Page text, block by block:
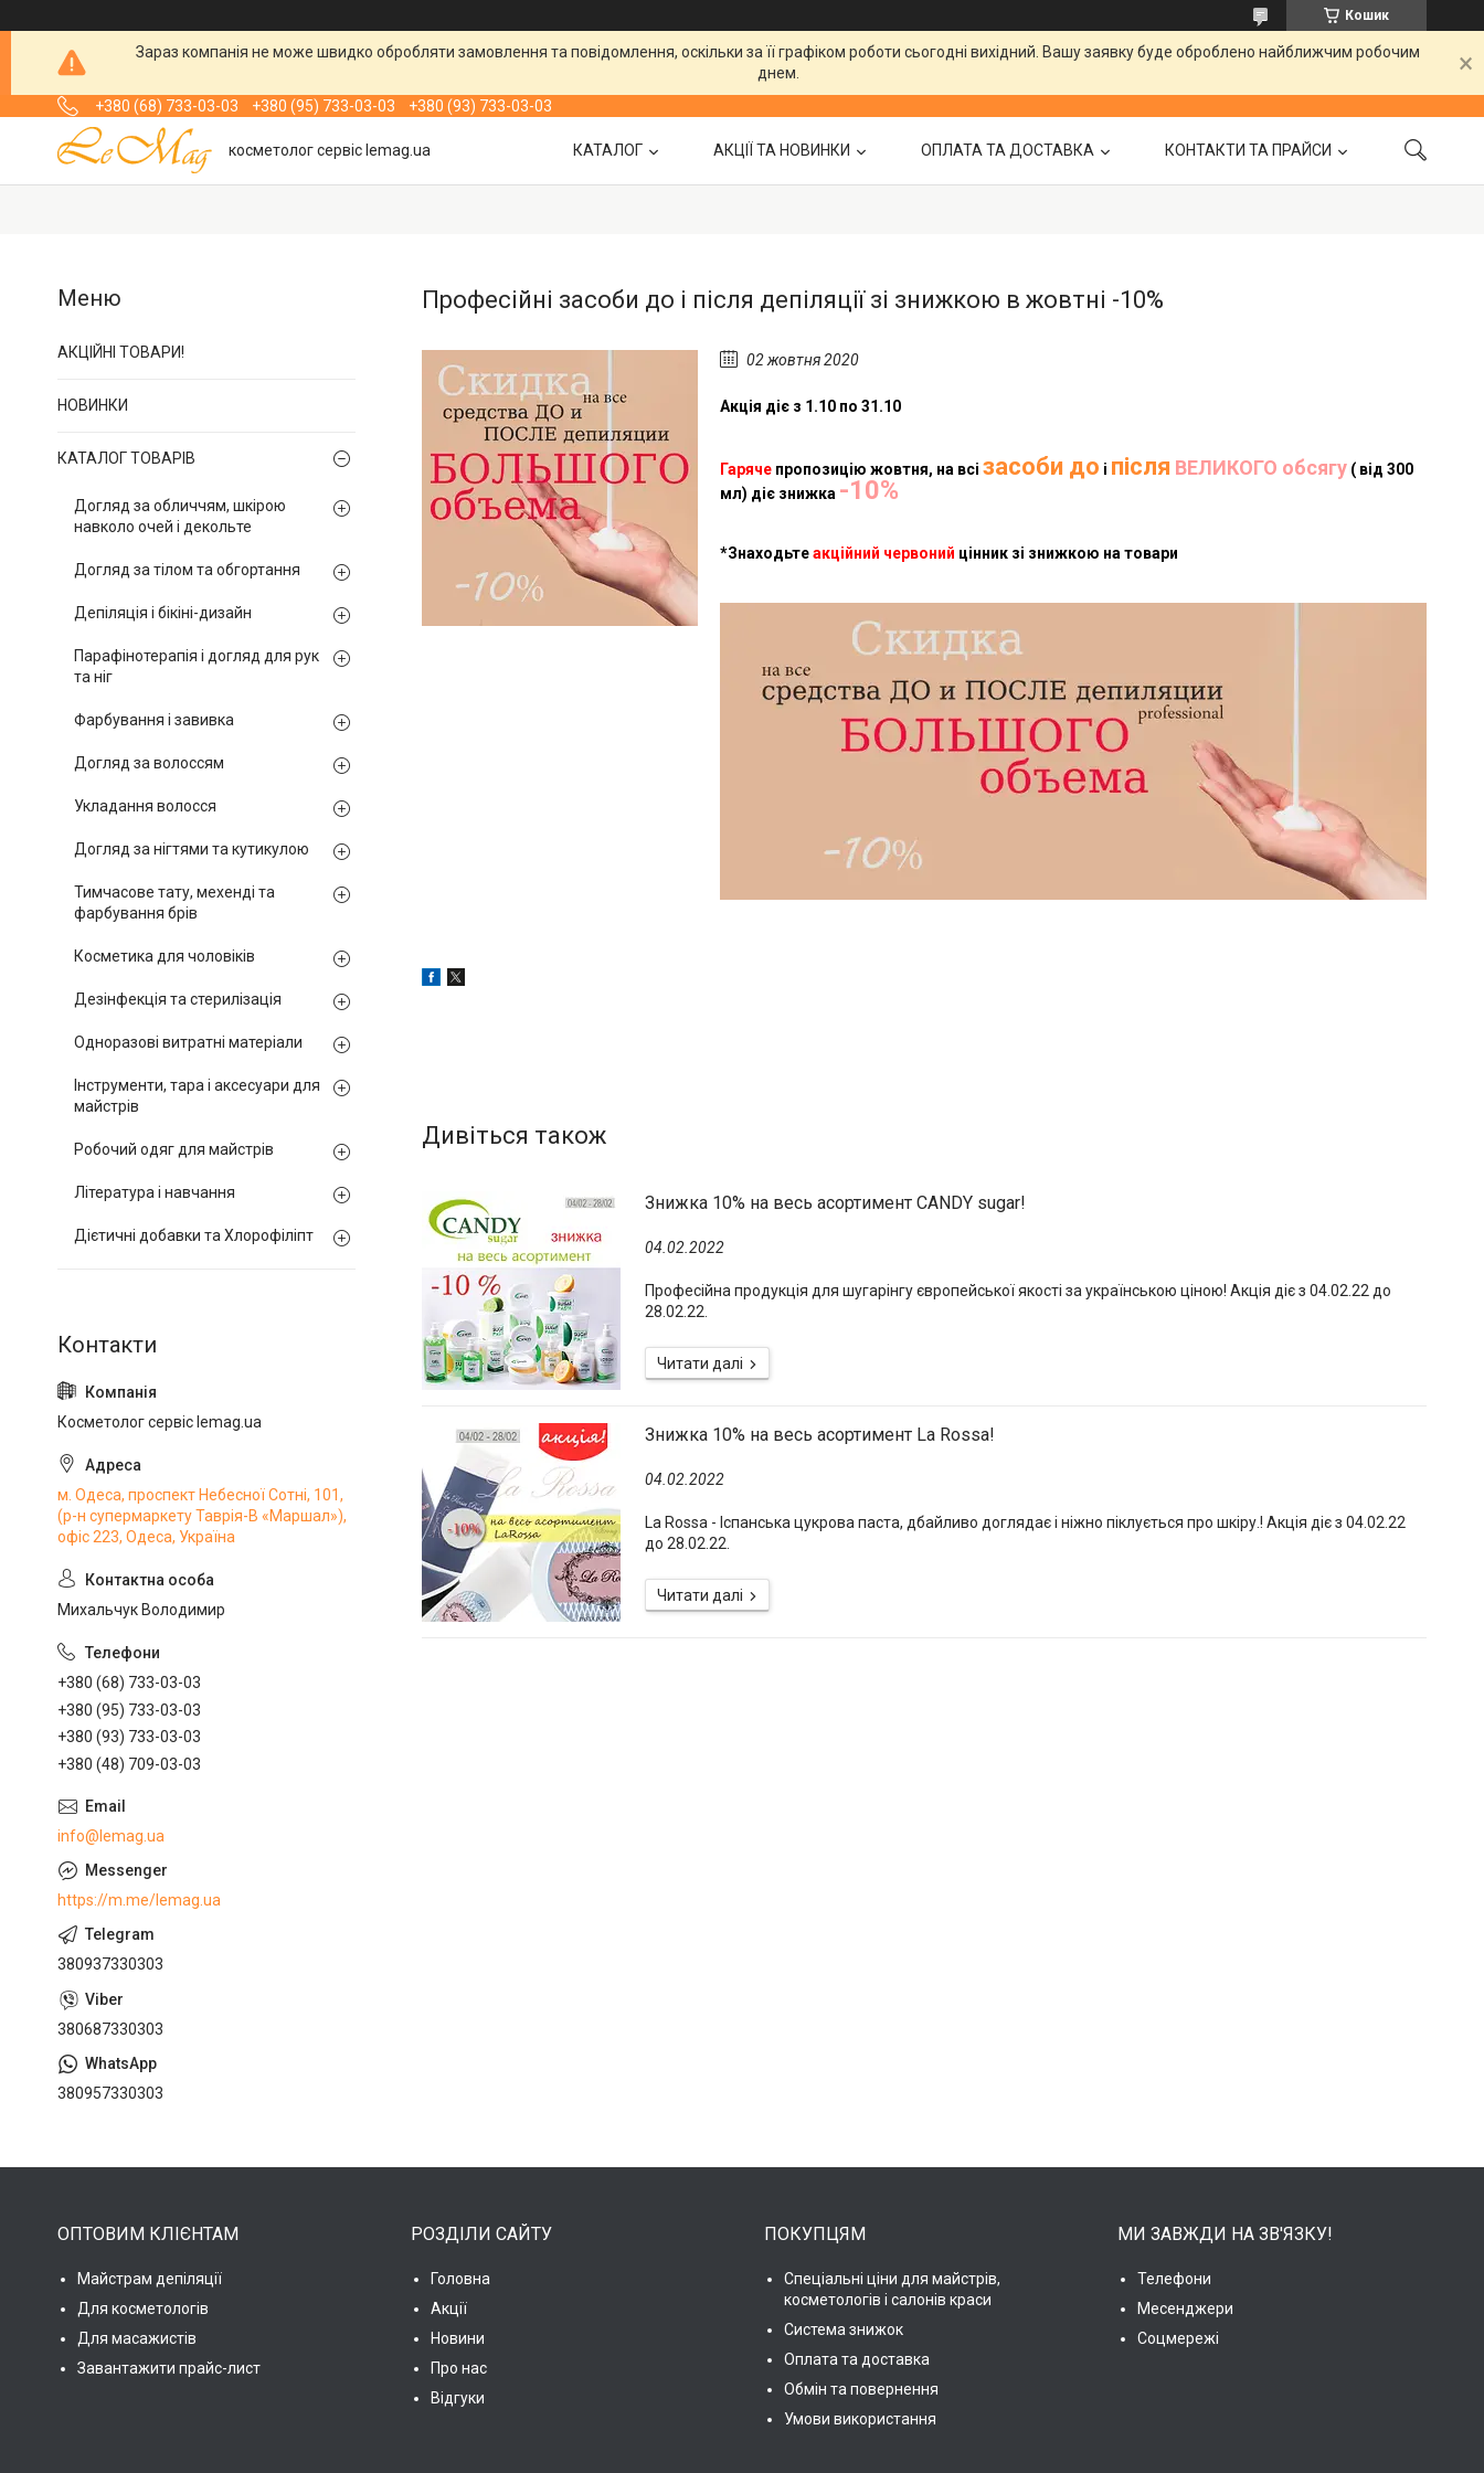
Кошик
Зараз компанія не може швидко обробляти замовлення та повідомлення, оскільки за її графіком роботи сьогодні вихідний. Вашу заявку буде оброблено найближчим робочим
днем.
+380 (68) 733-03-03
+380 (95) 733-03-03 +380 (93) 733-03-03
косметолог сервіс lemag.ua КАТАЛОГ АКЦІЇ ТА НОВИНКИ ОПЛАТА ТА ДОСТАВКА КОНТАКТИ ТА ПРАЙСИ
Професійні засоби до і після депіляції зі знижкою в жовтні -10%
02 жовтня 2020
Акція діє з 1.10 по 31.10
Гаряче пропозицію жовтня, на всі засоби до і після ВЕЛИКОГО обсягу ( від 300
мл) діє знижка -10%
*Знаходьтеакційний червоний цінник зі знижкою на товари
Знижка 10% на весь асортимент CANDY sugar!
04.02.2022
Професійна продукція для шугарінгу європейської якості за українською ціною! Акція діє з 04.02.22 до
28.02.22.
Знижка 10% на весь асортимент La Rossa!
04.02.2022
La Rossa - Іспанська цукрова паста, дбайливо доглядає і ніжно піклується про шкіру.! Акція діє з 04.02.22
до 28.02.22.
АКЦІЙНІ ТОВАРИ!
НОВИНКИ
КАТАЛОГ ТОВАРІВ
Догляд за обличчям, шкірою
навколо очей і декольте
Догляд за тілом та обгортання
Депіляція і бікіні-дизайн
Парафінотерапія і догляд для рук
та ніг
Фарбування і завивка
Догляд за волоссям
Укладання волосся
Догляд за нігтями та кутикулою
Тимчасове тату, мехенді та
фарбування брів
Косметика для чоловіків
Дезінфекція та стерилізація
Одноразові витратні матеріали
Інструменти, тара і аксесуари для
майстрів
Робочий одяг для майстрів
Література і навчання
Дієтичні добавки та Хлорофіліпт
Косметолог сервіс lemag.ua
м. Одеса, проспект Небесної Сотні, 101,
(р-н супермаркету Таврія-В «Маршал»),
офіс 223, Одеса, Україна
Михальчук Володимир
+380 (68) 733-03-03
+380 (95) 733-03-03
+380 (93) 733-03-03
+380 (48) 709-03-03
info@lemag.ua
https://m.me/lemag.ua
380937330303
380687330303
380957330303
ОПТОВИМ КЛІЄНТАМ
Майстрам депіляції
Для косметологів
Для масажистів
Завантажити прайс-лист
РОЗДІЛИ САЙТУ
Головна
Акції
Новини
Про нас
Відгуки
ПОКУПЦЯМ
Спеціальні ціни для майстрів,
косметологів і салонів краси
Система знижок
Оплата та доставка
Обмін та повернення
Умови використання
МИ ЗАВЖДИ НА ЗВ'ЯЗКУ!
Телефони
Месенджери
Соцмережі